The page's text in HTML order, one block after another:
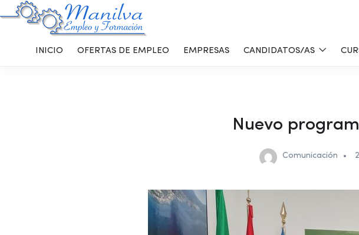
INICIO OFERTAS DE EMPLEO EMPRESAS CANDIDATOS/AS
Nuevo
Comunicación